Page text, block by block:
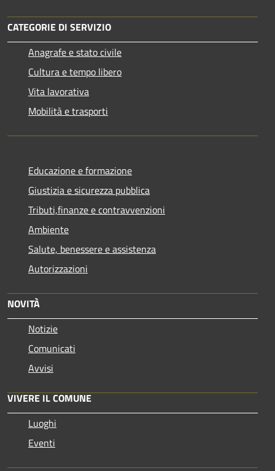
CATEGORIE DI SERVIZIO
Anagrafe e stato civile
Cultura e tempo libero
Vita lavorativa
Mobilità e trasporti
Educazione e formazione
Giustizia e sicurezza pubblica
Tributi,finanze e contravvenzioni
Ambiente
Salute, benessere e assistenza
Autorizzazioni
NOVITÀ
Notizie
Comunicati
Avvisi
VIVERE IL COMUNE
Luoghi
Eventi